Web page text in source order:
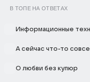
В ТОПЕ НА ОТВЕТАХ
Информационные
А сейчас что-то
О любви без купюр